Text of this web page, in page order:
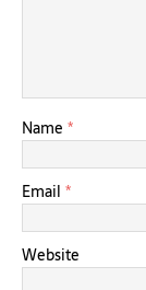
Name *
Email *
Website